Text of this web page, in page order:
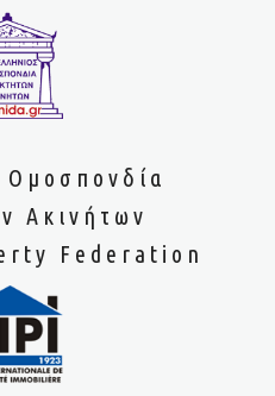
Ομοσπονδία
Ακινήτων
Federation